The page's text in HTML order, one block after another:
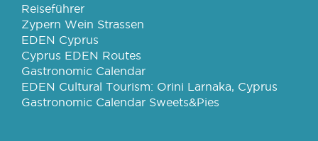
Reiseführer
Zypern Wein Strassen
EDEN Cyprus
Cyprus EDEN Routes
Gastronomic Calendar
EDEN Cultural Tourism: Orini Larnaka, Cyprus
Gastronomic Calendar Sweets&Pies